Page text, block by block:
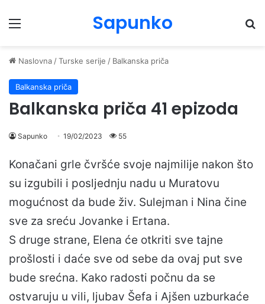
Menu Sapunko
Naslovna /Turske serije / Balkanska priča
Balkanska priča
Balkanska priča 41 epizoda
Sapunko 19/02/2023 55
Konačani grle čvršće svoje najmilije nakon što
su izgubili i posljednju nadu u Muratovu
mogućnost da bude živ. Sulejman i Nina čine
sve za sreću Jovanke i Ertana.
S druge strane, Elena će otkriti sve tajne
prošlosti i daće sve od sebe da ovaj put sve
bude srećna. Kako radosti počnu da se
ostvaruju u vili, ljubav Šefa i Ajšen uzburkaće